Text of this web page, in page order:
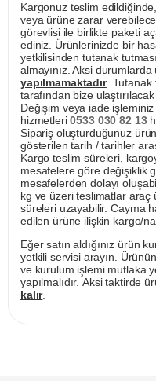
Kargonuz teslim
veya ürüne zarar
görevlisi ile birlikte paketi
ediniz. Ürünlerinizde bir
yetkilisinden tutanak
almayınız. Aksi durumlarda
yapılmamaktadır. Tutanak
tarafından bize
Değişim veya iade
hizmetleri0533 030 82 13
Sipariş oluşturduğunuz
gösterilen tarih / tarihler
Kargo teslim süreleri,
mesafelere göre değişiklik
mesafelerden dolayı
kg ve üzeri teslimatlar araç
süreleri uzayabilir. Cayma
edilen ürüne ilişkin kargo/
Eğer satın aldığınız ürün
yetkili servisi arayın.
ve kurulum işlemi mutlaka
yapılmalıdır. Aksi taktirde
kalır.